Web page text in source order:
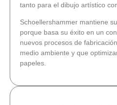
tanto para el dibujo artístico
Schoellershammer mantiene
porque basa su éxito en un
nuevos procesos de
medio ambiente y que
papeles.